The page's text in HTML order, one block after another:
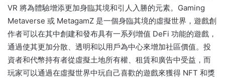
VR 將為體驗增添更加身臨其境和引人入勝的元素。 Gaming
Metaverse 或 MetagamZ 是一個身臨其境的虛擬世界，遊戲創
作者可以在其中創建和發布具有一系列增值 DeFi 功能的遊戲，
通過使其更加分散、透明和以用戶為中心來增加社區價值。 投
資者和代幣持有者從虛擬土地所有權、租賃和廣告中受益，而
玩家可以通過在虛擬世界中玩自己喜歡的遊戲來獲得 NFT 和獎